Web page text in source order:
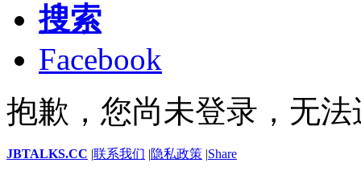
搜索
Facebook
抱歉，您尚未登录，无
JBTALKS.CC |联系我们 |隐私政策 |Share